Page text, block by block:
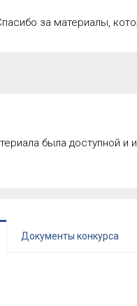
за материалы,
была доступной
Документы конкурса